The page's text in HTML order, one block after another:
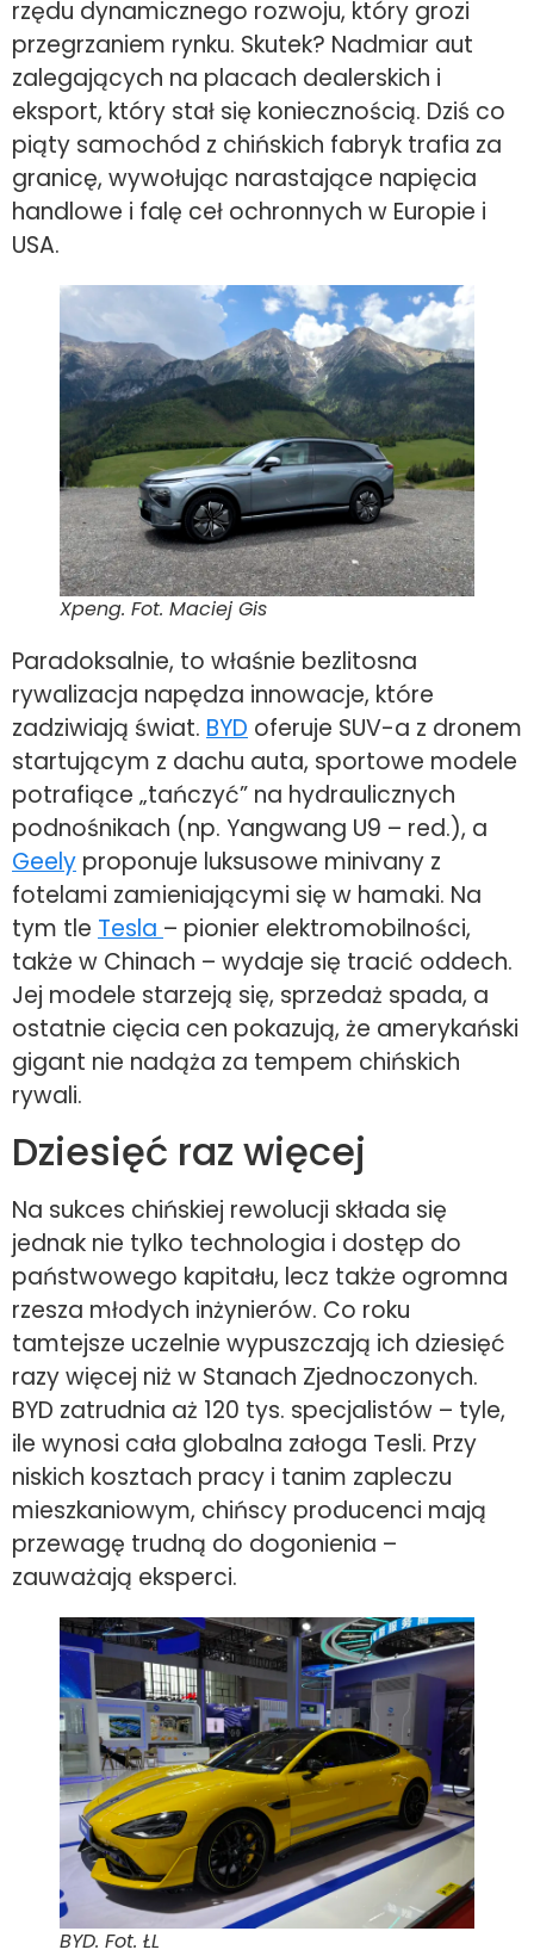
rzędu dynamicznego rozwoju, który grozi
przegrzaniem rynku. Skutek? Nadmiar aut
zalegających na placach dealerskich i
eksport, który stał się koniecznością. Dziś co
piąty samochód z chińskich fabryk trafia za
granicę, wywołując narastające napięcia
handlowe i falę ceł ochronnych w Europie i
USA.
Xpeng. Fot. Maciej Gis
Paradoksalnie, to właśnie bezlitosna
rywalizacja napędza innowacje, które
zadziwiają świat. BYD oferuje SUV-a z dronem
startującym z dachu auta, sportowe modele
potrafiące „tańczyć” na hydraulicznych
podnośnikach (np. Yangwang U9 – red.), a
Geely proponuje luksusowe minivany z
fotelami zamieniającymi się w hamaki. Na
tym tle Tesla – pionier elektromobilności,
także w Chinach – wydaje się tracić oddech.
Jej modele starzeją się, sprzedaż spada, a
ostatnie cięcia cen pokazują, że amerykański
gigant nie nadąża za tempem chińskich
rywali.
Dziesięć raz więcej
Na sukces chińskiej rewolucji składa się
jednak nie tylko technologia i dostęp do
państwowego kapitału, lecz także ogromna
rzesza młodych inżynierów. Co roku
tamtejsze uczelnie wypuszczają ich dziesięć
razy więcej niż w Stanach Zjednoczonych.
BYD zatrudnia aż 120 tys. specjalistów – tyle,
ile wynosi cała globalna załoga Tesli. Przy
niskich kosztach pracy i tanim zapleczu
mieszkaniowym, chińscy producenci mają
przewagę trudną do dogonienia –
zauważają eksperci.
BYD. Fot. ŁL